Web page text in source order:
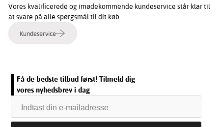
Vores kvalificerede og imødekommende kundeservice står klar til
at svare på alle spørgsmål til dit køb.
Kundeservice
Få de bedste tilbud først! Tilmeld dig
vores nyhedsbrev i dag